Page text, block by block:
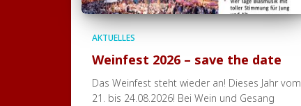
AKTUELLES
Weinfest 2026 – save the date
Das Weinfest steht wieder an! Dieses Jahr vom
21. bis 24.08.2026! Bei Wein und Gesang